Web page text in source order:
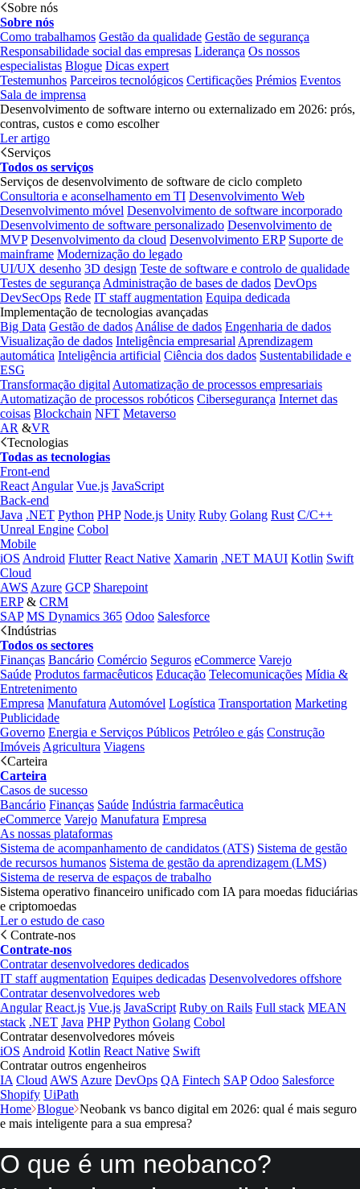
Sobre nós
Sobre nós
Como trabalhamos Gestão da qualidade Gestão de segurança
Responsabilidade social das empresas Liderança Os nossos
especialistas Blogue Dicas expert
Testemunhos Parceiros tecnológicos Certificações Prémios Eventos
Sala de imprensa
Desenvolvimento de software interno ou externalizado em 2026: prós,
contras, custos e como escolher
Ler artigo
Serviços
Todos os serviços
Serviços de desenvolvimento de software de ciclo completo
Consultoria e aconselhamento em TI Desenvolvimento Web
Desenvolvimento móvel Desenvolvimento de software incorporado
Desenvolvimento de software personalizado Desenvolvimento de
MVP Desenvolvimento da cloud Desenvolvimento ERP Suporte de
mainframe Modernização do legado
UI/UX desenho 3D design Teste de software e controlo de qualidade
Testes de segurança Administração de bases de dados DevOps
DevSecOps Rede IT staff augmentation Equipa dedicada
Implementação de tecnologias avançadas
Big Data Gestão de dados Análise de dados Engenharia de dados
Visualização de dados Inteligência empresarial Aprendizagem
automática Inteligência artificial Ciência dos dados Sustentabilidade e
ESG
Transformação digital Automatização de processos empresariais
Automatização de processos robóticos Cibersegurança Internet das
coisas Blockchain NFT Metaverso
AR &VR
Tecnologias
Todas as tecnologias
Front-end
React Angular Vue.js JavaScript
Back-end
Java .NET Python PHP Node.js Unity Ruby Golang Rust C/C++
Unreal Engine Cobol
Mobile
iOS Android Flutter React Native Xamarin .NET MAUI Kotlin Swift
Cloud
AWS Azure GCP Sharepoint
ERP& CRM
SAP MS Dynamics 365 Odoo Salesforce
Indústrias
Todos os sectores
Finanças Bancário Comércio Seguros eCommerce Varejo
Saúde Produtos farmacêuticos Educação Telecomunicações Mídia &
Entretenimento
Empresa Manufatura Automóvel Logística Transportation Marketing
Publicidade
Governo Energia e Serviços Públicos Petróleo e gás Construção
Imóveis Agricultura Viagens
Carteira
Carteira
Casos de sucesso
Bancário Finanças Saúde Indústria farmacêutica
eCommerce Varejo Manufatura Empresa
As nossas plataformas
Sistema de acompanhamento de candidatos (ATS) Sistema de gestão
de recursos humanos Sistema de gestão da aprendizagem (LMS)
Sistema de reserva de espaços de trabalho
Sistema operativo financeiro unificado com IA para moedas fiduciárias
e criptomoedas
Ler o estudo de caso
Contrate-nos
Contrate-nos
Contratar desenvolvedores dedicados
IT staff augmentation Equipes dedicadas Desenvolvedores offshore
Contratar desenvolvedores web
Angular React.js Vue.js JavaScript Ruby on Rails Full stack MEAN
stack .NET Java PHP Python Golang Cobol
Contratar desenvolvedores móveis
iOS Android Kotlin React Native Swift
Contratar outros engenheiros
IA Cloud AWS Azure DevOps QA Fintech SAP Odoo Salesforce
Shopify UiPath
Home Blogue Neobank vs banco digital em 2026: qual é mais seguro
e mais inteligente para a sua empresa?
O que é um neobanco?